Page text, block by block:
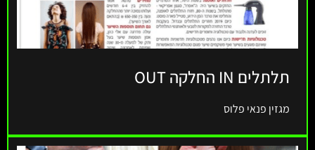
תלתלים IN החלקה OUT
מגזין פנאי פלוס